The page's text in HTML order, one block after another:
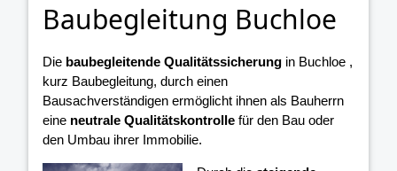
Baubegleitung Buchloe
Die baubegleitende Qualitätssicherung in Buchloe ,
kurz Baubegleitung, durch einen
Bausachverständigen ermöglicht ihnen als Bauherrn
eine neutrale Qualitätskontrolle für den Bau oder
den Umbau ihrer Immobilie.